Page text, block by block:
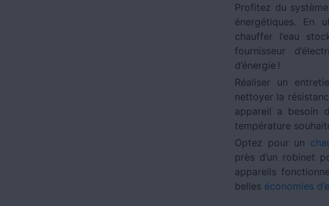
Profitez du
énergétiques. En
chauffer l’eau
fournisseur
d’énergie !
Réaliser un
nettoyer la
appareil a besoin
température
Optez pour un
près d’un robinet
appareils
belles économies